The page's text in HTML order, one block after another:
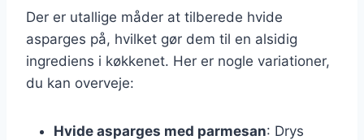
Der er utallige måder at tilberede hvide
asparges på, hvilket gør dem til en alsidig
ingrediens i køkkenet. Her er nogle variationer,
du kan overveje:
Hvide asparges med parmesan: Drys